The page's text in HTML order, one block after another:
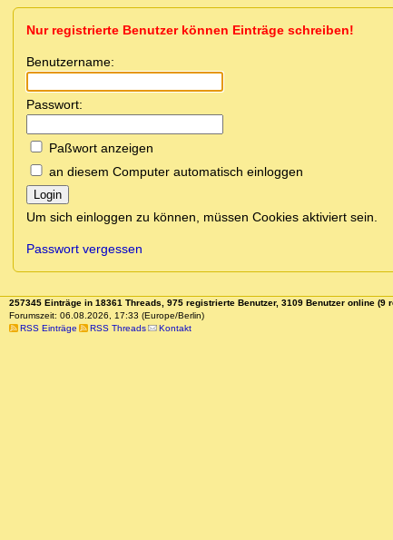
Nur registrierte Benutzer können Einträge schreiben!
Benutzername:
Passwort:
Paßwort anzeigen
an diesem Computer automatisch einloggen
Login
Um sich einloggen zu können, müssen Cookies aktiviert sein.
Passwort vergessen
257345 Einträge in 18361 Threads, 975 registrierte Benutzer, 3109 Benutzer online (9
Forumszeit: 06.08.2026, 17:33 (Europe/Berlin)
RSS Einträge
RSS Threads Kontakt